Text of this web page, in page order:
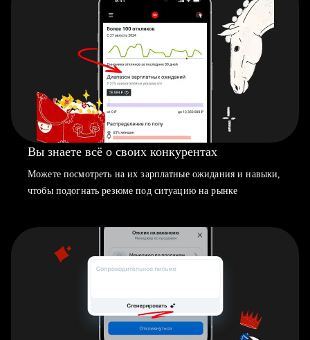
Вы знаете всё о своих конкурентах
Можете посмотреть на их зарплатные ожидания и навыки,
чтобы подогнать резюме под ситуацию на рынке